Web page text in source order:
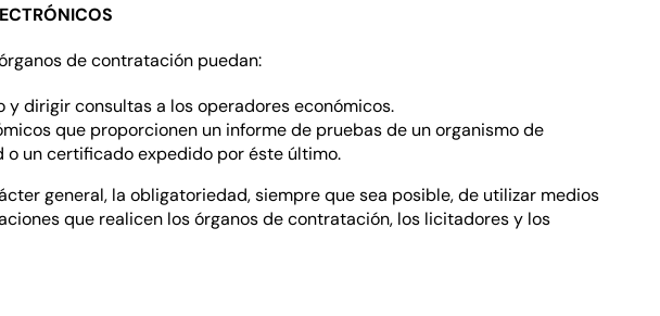
de contratación puedan:
y dirigir consultas a los operadores económicos.
que proporcionen un informe de pruebas de un organismo de
o un certificado expedido por éste último.
general, la obligatoriedad, siempre que sea posible, de utilizar medios
que realicen los órganos de contratación, los licitadores y los